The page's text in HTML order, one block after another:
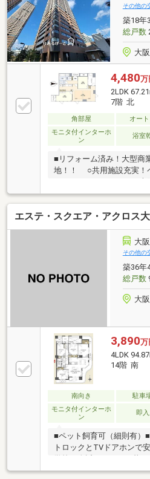
その他の
築18年
総戸数
大
4,480万
2LDK
7階 北
角部屋 オー
モニタ付インターホ
ン
浴室
■リフォーム済み！大型商
地！！ ○共用施設充実！
用可能！始発駅ですので
い。
エステ・スクエア・アクロス
大
その他の
築36年
総戸数
大
3,890万
4LDK
14階 南
南向き 駐車
モニタ付インターホ
ン
即
■ペット飼育可（細則有）
トロックとTVドアホンで